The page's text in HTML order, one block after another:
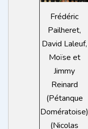
Frédéric
Pailheret,
David Laleuf,
Moïse et
Jimmy
Reinard
(Pétanque
Domératoise)
(Nicolas